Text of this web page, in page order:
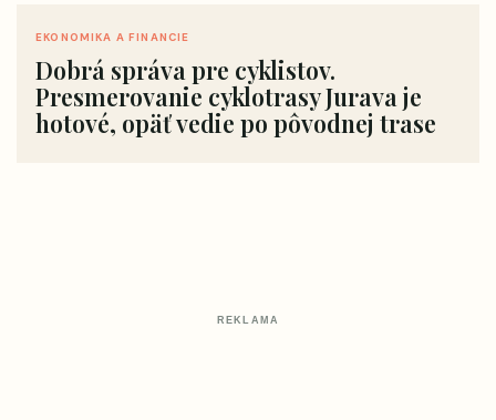
EKONOMIKA A FINANCIE
Dobrá správa pre cyklistov.
Presmerovanie cyklotrasy Jurava je
hotové, opäť vedie po pôvodnej trase
REKLAMA